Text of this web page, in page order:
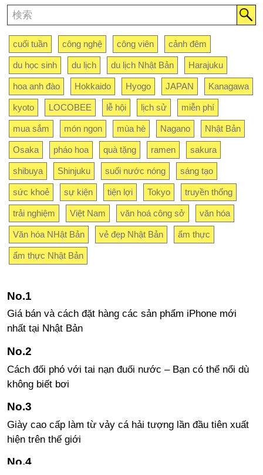
cuối tuần công nghệ công viên cảnh đêm
du học sinh du lịch du lịch Nhật Bản Harajuku
hoa anh đào Hokkaido Hyogo JAPAN Kanagawa
kyoto LOCOBEE lễ hội lịch sử miễn phí
mua sắm món ngon mùa hè Nagano Nhật Bản
Osaka pháo hoa quà tặng ramen sakura
shibuya Shinjuku suối nước nóng sáng tạo
sức khoẻ sự kiện tiện lợi Tokyo truyền thống
trải nghiệm Việt Nam văn hoá công sở văn hóa
Văn hóa NHật Bản vẻ đẹp Nhật Bản ẩm thực
ẩm thực Nhật Bản
Giá bán và cách đặt hàng các sản phẩm iPhone mới
nhất tại Nhật Bản
Cách đối phó với tai nạn đuối nước – Bạn có thể nổi dù
không biết bơi
Giày cao cấp làm từ vảy cá hải tượng lần đầu tiên xuất
hiện trên thế giới